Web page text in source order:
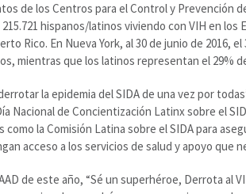
de los Centros para el Control y Prevención
hispanos/latinos viviendo con VIH en
Rico. En Nueva York, al 30 de junio de 2016,
mientras que los latinos representan el 29%
la epidemia del SIDA de una vez por
Nacional de Concientización Latinx sobre el
como la Comisión Latina sobre el SIDA para
acceso a los servicios de salud y apoyo que
de este año, “Sé un superhéroe, Derrota al